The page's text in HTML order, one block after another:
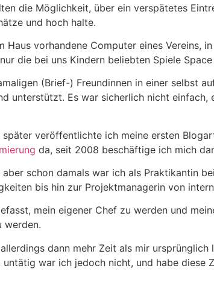
die Möglichkeit, über ein verspätetes
und hoch halte.
vorhandene Computer eines Vereins,
die bei uns Kindern beliebten Spiele
(Brief-) Freundinnen in einer selbst
unterstützt. Es war sicherlich nicht
veröffentlichte ich meine ersten
da, seit 2008 beschäftige ich mich
schon damals war ich als Praktikantin
bis hin zur Projektmanagerin von
mein eigener Chef zu werden und
werden.
dann mehr Zeit als mir
war ich jedoch nicht, und habe diese